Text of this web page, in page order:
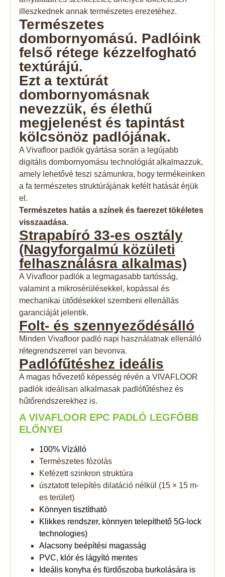
illeszkednek annak természetes erezetéhez.
Természetes
dombornyomású. Padlóink ​​
felső rétege kézzelfogható
textúrájú.
Ezt a textúrát
dombornyomásnak
nevezzük, és élethű
megjelenést és tapintást
kölcsönöz padlójának.
A Vivafloor padlók gyártása során a legújabb
digitális dombornyomásu technológiát alkalmazzuk,
amely lehetővé teszi számunkra, hogy termékeinken
a fa természetes struktúrájának kefélt hatását érjük
el.
Természetes hatás a színek és faerezet tökéletes
visszaadása.
Strapabíró 33-es osztály
(Nagyforgalmú közületi
felhasználásra alkalmas)
A Vivafloor padlók a legmagasabb tartósság,
valamint a mikrosérülésekkel, kopással és
mechanikai ütődésekkel szembeni ellenállás
garanciáját jelentik.
Folt- és szennyeződésálló
Minden Vivafloor padló napi használatnak ellenálló
rétegrendszerrel van bevonva.
Padlófűtéshez ideális
A magas hővezető képesség révén a VIVAFLOOR
padlók ideálisan alkalmasak padlófűtéshez és
hűtőrendszerekhez is.
A VIVAFLOOR EPC PADLÓ LEGFŐBB
ELŐNYEI
100% Vízálló
Természetes fózolás
Kefézett szinkron struktúra
úsztatott telepítés dilatáció nélkül (15 × 15 m-
es terület)
Könnyen tisztítható
Klikkes rendszer, könnyen telepíthető 5G-lock
technologies)
Alacsony beépítési magasság
PVC, klór és lágyító mentes
Ideális konyha és fürdőszoba burkolására is